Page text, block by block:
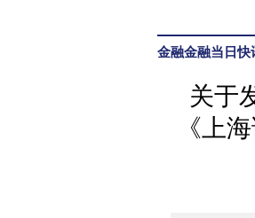
金融金融当日快
关于
《上